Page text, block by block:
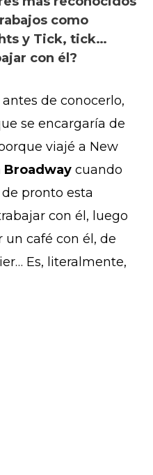
como
y Tick, tick…
con él?
de conocerlo,
se encargaría de
viajé a New
Broadway cuando
pronto esta
con él, luego
café con él, de
Es, literalmente,